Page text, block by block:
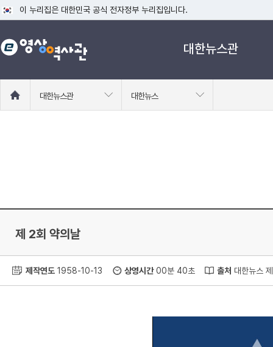
이 누리집은 대한민국 공식 전자정부 누리집입니다.
공식 누리집 주소 확인하기
go.kr 주소를 사용하는 누리집은 대한민국 정부기관이 관리하는 누리집입니
대한뉴스관
로
대한뉴스관 대한뉴스
제 2회 약의날
제작연도 1958-10-13 상영시간00분 40초 출처 대한뉴스